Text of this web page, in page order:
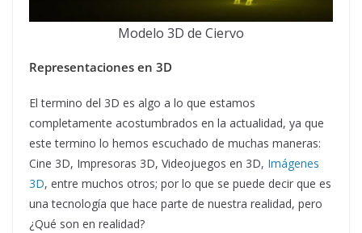
Modelo 3D de Ciervo
Representaciones en 3D
El termino del 3D es algo a lo que estamos
completamente acostumbrados en la actualidad, ya que
este termino lo hemos escuchado de muchas maneras:
Cine 3D, Impresoras 3D, Videojuegos en 3D, Imágenes
3D, entre muchos otros; por lo que se puede decir que es
una tecnología que hace parte de nuestra realidad, pero
¿Qué son en realidad?